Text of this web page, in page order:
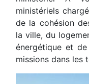
ministériels
de la cohésion
la ville, du
énergétique et
missions dans les